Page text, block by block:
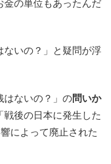
金の単位もあったんだ
ないの？」と疑問が浮
はないの？」の問いか
戦後の日本に発生した
によって廃止された